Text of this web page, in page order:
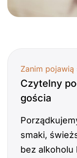
Zanim pojawią
Czytelny
gościa
smaki,
bez alkoholu